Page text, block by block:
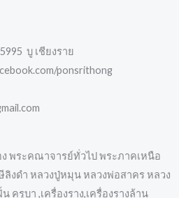
บู เชียงราย
ponsrithong
ง พระคณาจารย์ทั่วไป พระภาคเหนือ
งดำ หลวงปู่หมุน หลวงพ่อสาคร หลวง
ครูบา ,เครื่องราง,เครื่องรางล้าน